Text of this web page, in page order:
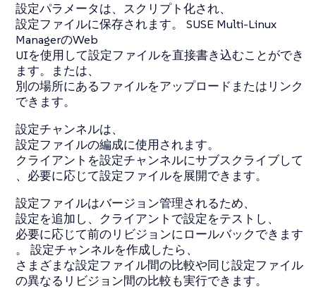
設定パラメータは、スクリプト化され、
設定ファイルに保存されます。 SUSE Multi-Linux
ManagerのWeb
UIを使用して設定ファイルを直接書き込むことができ
ます。または、
別の場所にあるファイルをアップロードまたはリンク
できます。
設定チャンネルは、
設定ファイルの編成に使用されます。
クライアントを設定チャンネルにサブスクライブして
、必要に応じて設定ファイルを展開できます。
設定ファイルはバージョン管理されるため、
設定を追加し、クライアントで設定をテストし、
必要に応じて前のリビジョンにロールバックできます
。 設定チャンネルを作成したら、
さまざまな設定ファイル間の比較や同じ設定ファイル
の異なるリビジョン間の比較も実行できます。